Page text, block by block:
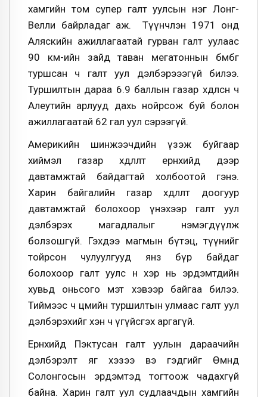
хамгийн том супер галт уулсын нэг Лонг-
Велли байрладаг аж. Түүнчлэн 1971 онд
Аляскийн ажиллагаатай гурван галт уулаас
90 км-ийн зайд таван мегатоннын бөмбөг
туршсан ч галт уул дэлбэрэээгүй билээ.
Туршилтын дараа 6.9 баллын газар хөдөлсөн ч
Алеутийн арлууд дахь нойрсож буй болон
ажиллагаатай 62 гал уул сэрээгүй.
Америкийн шинжээчдийн үзэж буйгаар
хиймэл газар хөдлөлт ерөнхийдөө дээр
давтамжтай байдагтай холбоотой гэнэ.
Харин байгалийн газар хөдлөлт доогуур
давтамжтай болохоор үнэхээр галт уул
дэлбэрэх магадлалыг нэмэгдүүлж
болзошгүй. Гэхдээ магмын бүтэц, түүнийг
тойрсон чулуулгууд янз бүр байдаг
болохоор галт уулс өнөө хэр нь эрдэмтдийн
хувьд оньсого мэт хэвээр байгаа билээ.
Тиймээс ч цөмийн туршилтын улмаас галт уул
дэлбэрэхийг хэн ч үгүйсгэх аргагүй.
Ерөнхийдөө Пэктусан галт уулын дараачийн
дэлбэрэлт яг хэзээ вэ гэдгийг Өмнөд
Солонгосын эрдэмтэд тогтоож чадахгүй
байна. Харин галт уул судлаачдын хамгийн